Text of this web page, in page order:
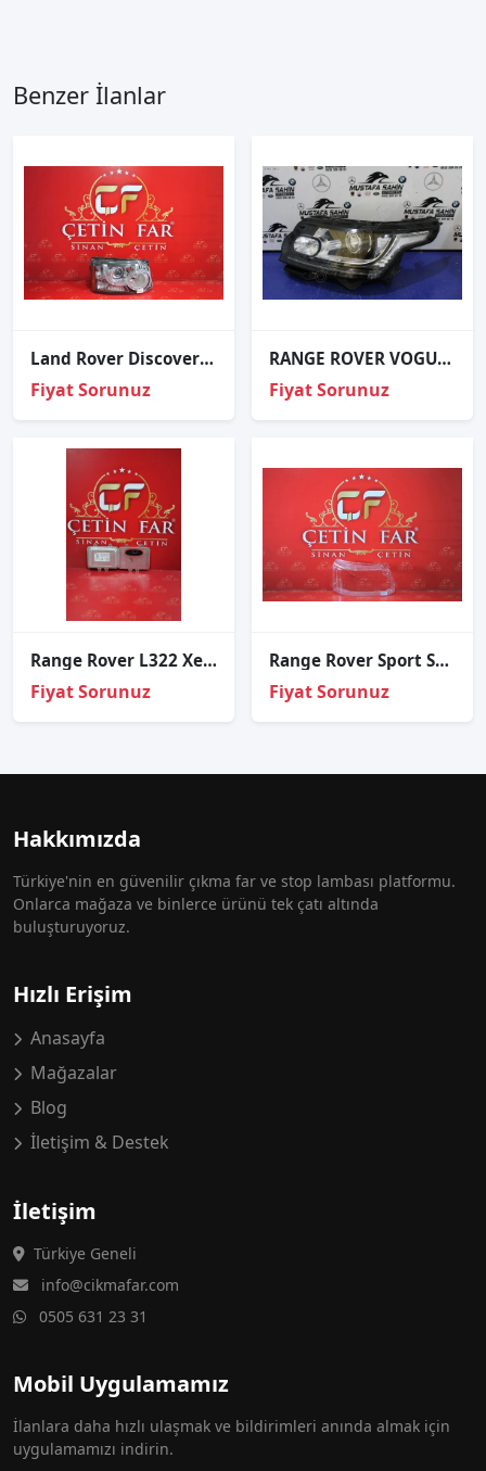
Benzer İlanlar
Land Rover Discovery 4 Sağ Far
Fiyat Sorunuz
RANGE ROVER VOGUE SOL ÖN FAR
Fiyat Sorunuz
Range Rover L322 Xenon Beyni Orijinal
Fiyat Sorunuz
Range Rover Sport Sağ Far Cami
Fiyat Sorunuz
Hakkımızda
Türkiye'nin en güvenilir çıkma far ve stop lambası platformu.
Onlarca mağaza ve binlerce ürünü tek çatı altında
buluşturuyoruz.
Hızlı Erişim
Anasayfa
Mağazalar
Blog
İletişim & Destek
İletişim
Türkiye Geneli
info@cikmafar.com
0505 631 23 31
Mobil Uygulamamız
İlanlara daha hızlı ulaşmak ve bildirimleri anında almak için
uygulamamızı indirin.